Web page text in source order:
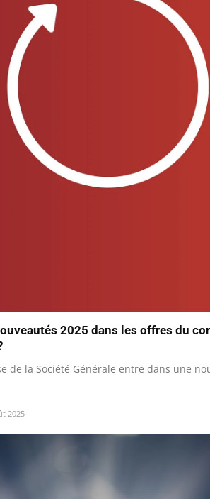
2025 dans les offres du
de la Société Générale entre dans une
2025